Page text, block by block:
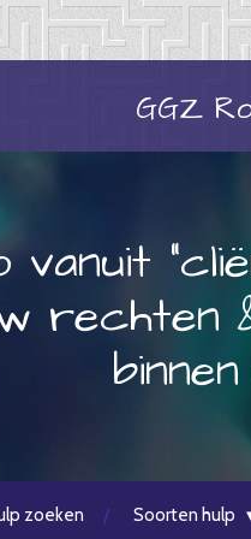
GGZ
vanuit
rechten
zoeken Soorten hulp